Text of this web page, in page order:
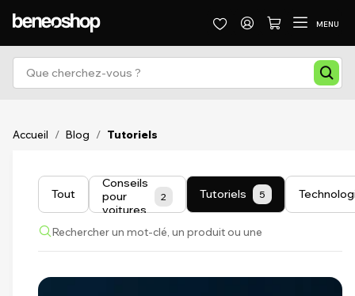
MENU
Accueil / Blog / Tutoriels
Tout
Conseils
pour
voitures
2 Tutoriels 5